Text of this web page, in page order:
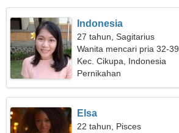
Indonesia
27 tahun, Sagitarius
Wanita mencari pria 32-39
Kec. Cikupa, Indonesia
Pernikahan
Elsa
22 tahun, Pisces